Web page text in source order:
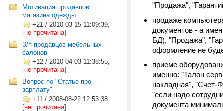
Мотивация продавцов
магазина одежды
+21 / 2010-03-15 11:09:39,
[не прочитана]
З/п продавцов мебельных
салонов
+12 / 2010-04-03 11:38:55,
[не прочитана]
Вопрос по "Статье про
зарплату"
+11 / 2008-08-22 12:53:38,
[не прочитана]
"Продажа",
продаже
документов - а
БД), "Продажа",
оформление не
приеме
именно: "Талон
накладная", "Счет-
"если надо
документа